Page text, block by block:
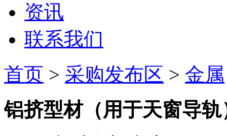
资讯
联系我们
首页 > 采购发布区 > 金属
铝挤型材（用于天窗导轨